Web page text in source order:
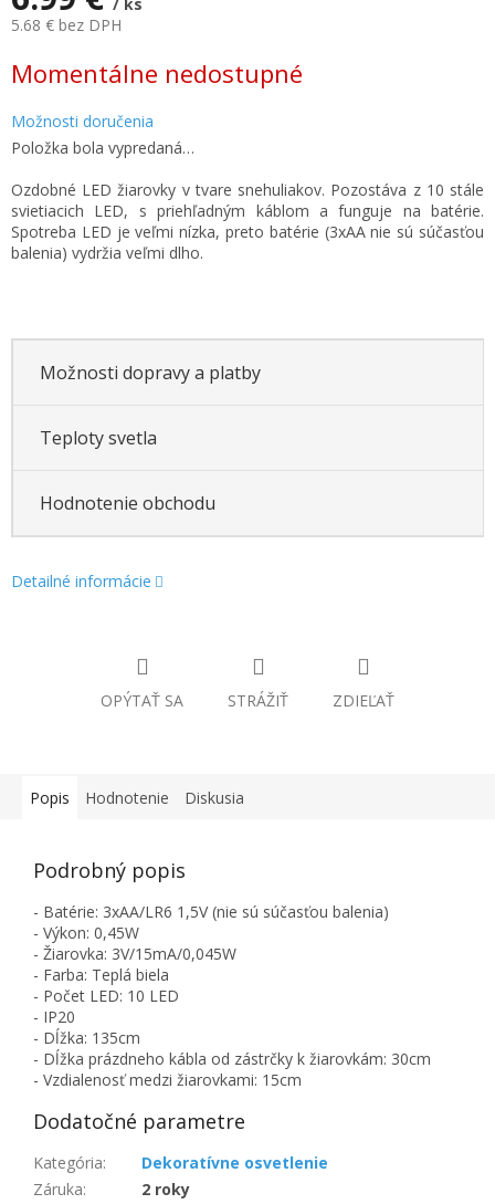
/ ks
5.68 € bez DPH
cena:
Momentálne nedostupné
Možnosti doručenia
Položka bola vypredaná…
Ozdobné LED žiarovky v tvare snehuliakov. Pozostáva z 10 stále
svietiacich LED, s priehľadným káblom a funguje na batérie.
Spotreba LED je veľmi nízka, preto batérie (3xAA nie sú súčasťou
balenia) vydržia veľmi dlho.
Možnosti dopravy a platby
Teploty svetla
Hodnotenie obchodu
Detailné informácie
OPÝTAŤ SA STRÁŽIŤ ZDIEĽAŤ
Popis Hodnotenie Diskusia
Podrobný popis
- Batérie: 3xAA/LR6 1,5V (nie sú súčasťou balenia)
- Výkon: 0,45W
- Žiarovka: 3V/15mA/0,045W
- Farba: Teplá biela
- Počet LED: 10 LED
- IP20
- Dĺžka: 135cm
- Dĺžka prázdneho kábla od zástrčky k žiarovkám: 30cm
- Vzdialenosť medzi žiarovkami: 15cm
Dodatočné parametre
Kategória:
Dekoratívne osvetlenie
Záruka:
2 roky